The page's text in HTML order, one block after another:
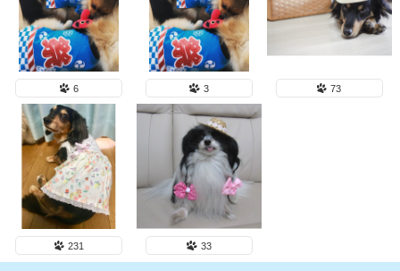
6 3 73
231 33